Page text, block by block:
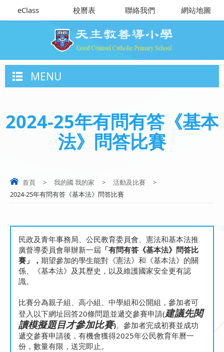
eClass 校曆表 聯絡我們 網站地圖
MENU
2024-25年有問有答《基本
法》問答比賽
首頁 > 我的國 我的家 > 活動及比賽
>
2024-25年有問有答《基本法》問答比賽
民政及青年事務局、公民教育委員會、憲法和基本法推
廣督導委員會舉辦新一屆 「有問有答《基本法》問答比
賽」， 期望參加的學生能對《憲法》和《基本法》的關
係、《基本法》及其歷史，以及維護國家安全更有認
識。
比賽分為親子組、高小組、中學組和公開組，參加者可
登入以下網址回答20條問題並遞交參賽申請(建議先閱
讀模擬題目才參加比賽)。參加者完成初賽並成功
遞交參賽申請後，有機會獲得2025年公民教育年曆一
份，數量有限，送完即止。